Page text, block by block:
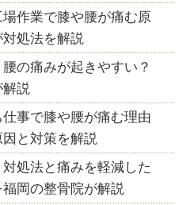
作業で膝や腰が痛む原
処法を解説
の痛みが起きやすい？
解説
事で膝や腰が痛む理由
と対策を解説
処法と痛みを軽減した
岡の整骨院が解説